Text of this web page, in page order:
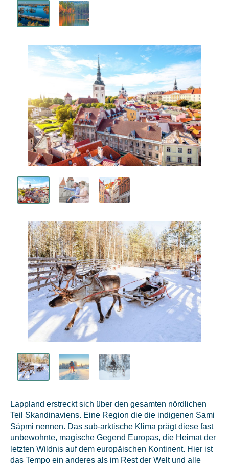
Lappland erstreckt sich über den gesamten nördlichen
Teil Skandinaviens. Eine Region die die indigenen Sami
Sápmi nennen. Das sub-arktische Klima prägt diese fast
unbewohnte, magische Gegend Europas, die Heimat der
letzten Wildnis auf dem europäischen Kontinent. Hier ist
das Tempo ein anderes als im Rest der Welt und alle